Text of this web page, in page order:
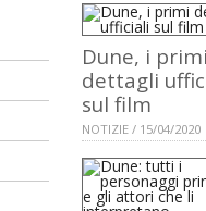
Dune, i primi
dettagli
sul film
NOTIZIE / 15/04/2020